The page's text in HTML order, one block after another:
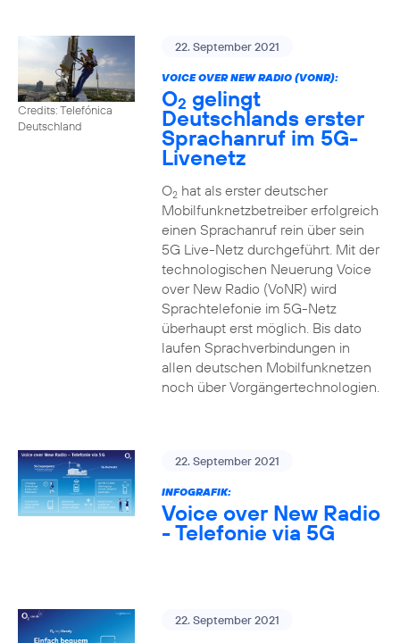
Credits: Telefónica
Deutschland
22. September 2021
VOICE OVER NEW RADIO (VONR):
O2 gelingt
Deutschlands erster
Sprachanruf im 5G-
Livenetz
O2hat als erster deutscher
Mobilfunknetzbetreiber erfolgreich
einen Sprachanruf rein über sein
5G Live-Netz durchgeführt. Mit der
technologischen Neuerung Voice
over New Radio (VoNR) wird
Sprachtelefonie im 5G-Netz
überhaupt erst möglich. Bis dato
laufen Sprachverbindungen in
allen deutschen Mobilfunknetzen
noch über Vorgängertechnologien.
22. September 2021
INFOGRAFIK:
Voice over New Radio
- Telefonie via 5G
22. September 2021